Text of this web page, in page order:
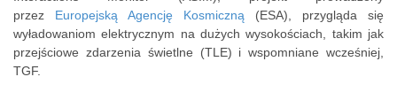
przez Europejską Agencję Kosmiczną (ESA), przygląda się
wyładowaniom elektrycznym na dużych wysokościach, takim jak
przejściowe zdarzenia świetlne (TLE) i wspomniane wcześniej,
TGF.